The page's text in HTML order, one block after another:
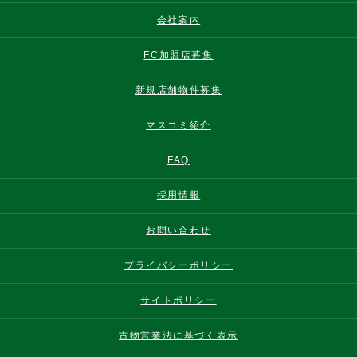
会社案内
FC加盟店募集
新規店舗物件募集
マスコミ紹介
FAQ
採用情報
お問い合わせ
プライバシーポリシー
サイトポリシー
古物営業法に基づく表示